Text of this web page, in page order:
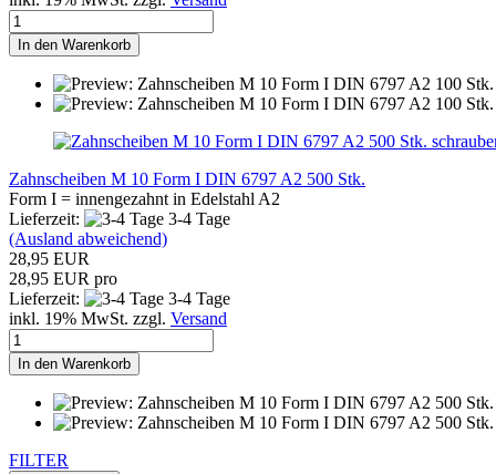
In den Warenkorb
Zahnscheiben M 10 Form I DIN 6797 A2 500 Stk.
Form I = innengezahnt in Edelstahl A2
Lieferzeit:
3-4 Tage
(Ausland abweichend)
28,95 EUR
28,95 EUR pro
Lieferzeit:
3-4 Tage
inkl. 19% MwSt. zzgl. Versand
In den Warenkorb
FILTER